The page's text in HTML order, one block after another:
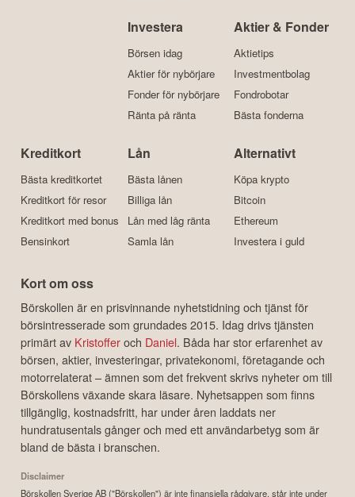
Investera
Börsen idag
Aktier för nybörjare
Fonder för nybörjare
Ränta på ränta
Aktier & Fonder
Aktietips
Investmentbolag
Fondrobotar
Bästa fonderna
Kreditkort
Bästa kreditkortet
Kreditkort för resor
Kreditkort med bonus
Bensinkort
Lån
Bästa lånen
Billiga lån
Lån med låg ränta
Samla lån
Alternativt
Köpa krypto
Bitcoin
Ethereum
Investera i guld
Kort om oss
Börskollen är en prisvinnande nyhetstidning och tjänst för
börsintresserade som grundades 2015. Idag drivs tjänsten
primärt av Kristofferoch Daniel. Båda har stor erfarenhet av
börsen, aktier, investeringar, privatekonomi, företagande och
motorrelaterat – ämnen som det frekvent skrivs nyheter om till
Börskollens växande skara läsare. Nyhetsappen som finns
tillgänglig, kostnadsfritt, har under åren laddats ner
hundratusentals gånger och med ett användarbetyg som är
bland de bästa i branschen.
Disclaimer
Börskollen Sverige AB ("Börskollen") är inte finansiella rådgivare, står inte under